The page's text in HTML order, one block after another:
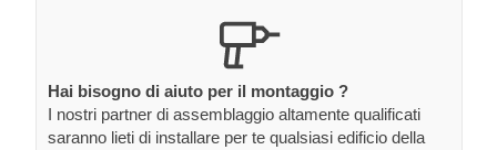
Hai bisogno di aiuto per il montaggio ?
I nostri partner di assemblaggio altamente qualificati
saranno lieti di installare per te qualsiasi edificio della